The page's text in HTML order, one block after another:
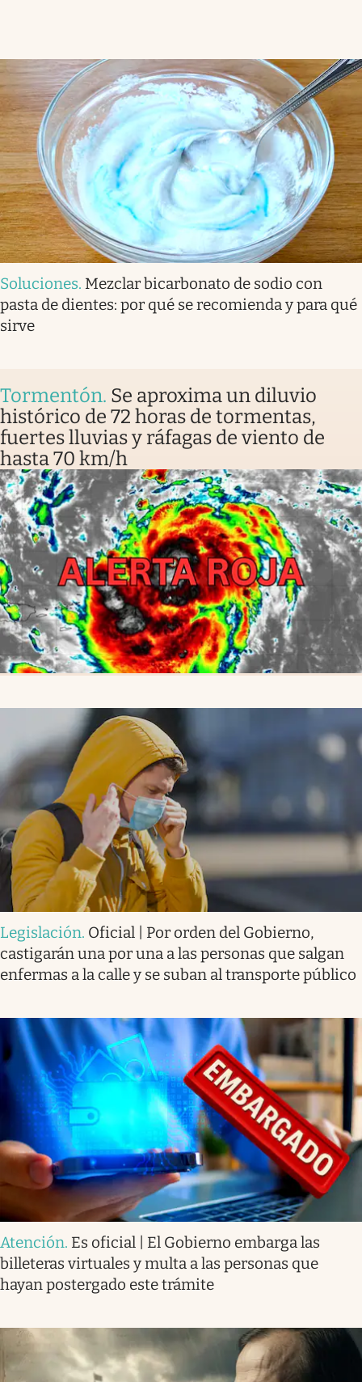
Soluciones. Mezclar bicarbonato de sodio con
pasta de dientes: por qué se recomienda y para qué
sirve
Tormentón. Se aproxima un diluvio
histórico de 72 horas de tormentas,
fuertes lluvias y ráfagas de viento de
hasta 70 km/h
Legislación. Oficial | Por orden del Gobierno,
castigarán una por una a las personas que salgan
enfermas a la calle y se suban al transporte público
Atención. Es oficial | El Gobierno embarga las
billeteras virtuales y multa a las personas que
hayan postergado este trámite